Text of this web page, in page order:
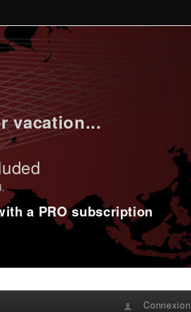
vacation...
.
a PRO subscription
Connexion